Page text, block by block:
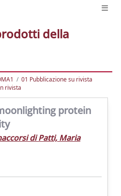
della
01 Pubblicazione su rivista
rivista
protein
di Patti, Maria